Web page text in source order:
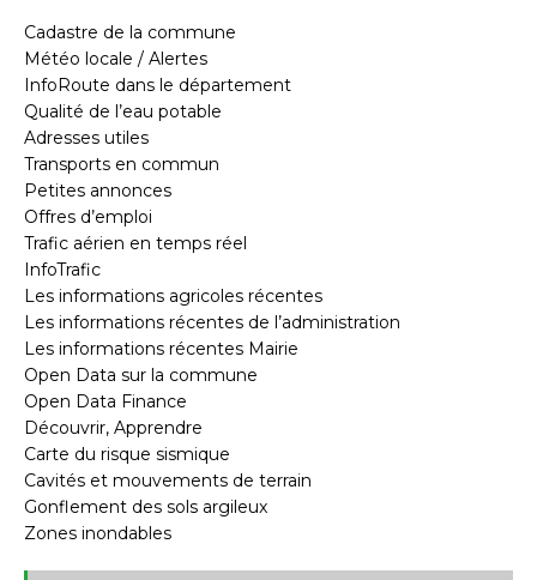
Cadastre de la commune
Météo locale / Alertes
InfoRoute dans le département
Qualité de l’eau potable
Adresses utiles
Transports en commun
Petites annonces
Offres d’emploi
Trafic aérien en temps réel
InfoTrafic
Les informations agricoles récentes
Les informations récentes de l’administration
Les informations récentes Mairie
Open Data sur la commune
Open Data Finance
Découvrir, Apprendre
Carte du risque sismique
Cavités et mouvements de terrain
Gonflement des sols argileux
Zones inondables